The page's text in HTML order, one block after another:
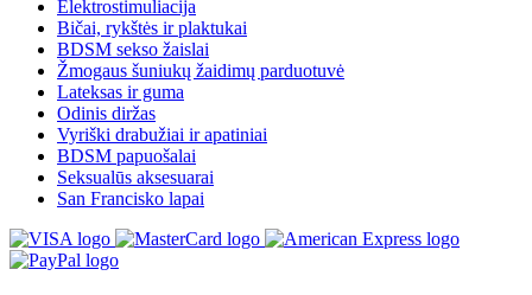
Elektrostimuliacija
Bičai, rykštės ir plaktukai
BDSM sekso žaislai
Žmogaus šuniukų žaidimų parduotuvė
Lateksas ir guma
Odinis diržas
Vyriški drabužiai ir apatiniai
BDSM papuošalai
Seksualūs aksesuarai
San Francisko lapai